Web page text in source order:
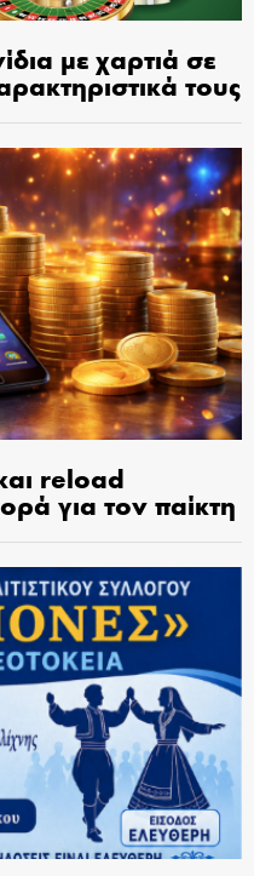
με χαρτιά σε
τους
reload
για τον παίκτη